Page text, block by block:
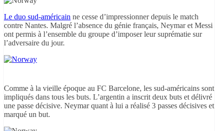
Le duo sud-américain ne cesse d’impressionner depuis le match
contre Nantes. Malgré l’absence du génie français, Neymar et Messi
ont permis à l’ensemble du groupe d’imposer leur suprématie sur
l’adversaire du jour.
Comme à la vieille époque au FC Barcelone, les sud-américains sont
impliqués dans tous les buts. L’argentin a inscrit deux buts et délivré
une passe décisive. Neymar quant à lui a réalisé 3 passes décisives et
marqué un but.